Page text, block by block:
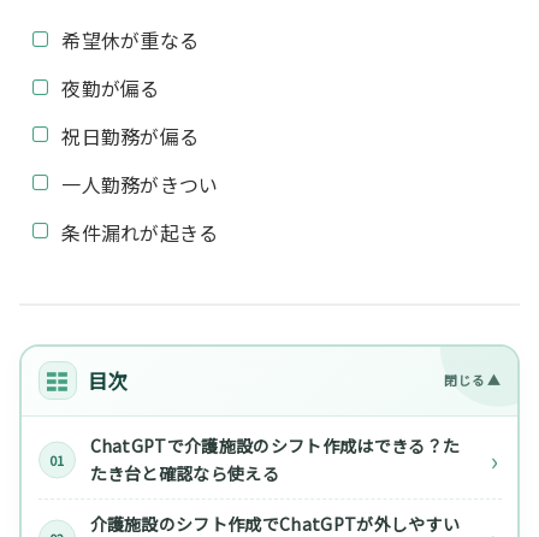
希望休が重なる
夜勤が偏る
祝日勤務が偏る
一人勤務がきつい
条件漏れが起きる
目次
ChatGPTで介護施設のシフト作成はできる？た
たき台と確認なら使える
介護施設のシフト作成でChatGPTが外しやすい